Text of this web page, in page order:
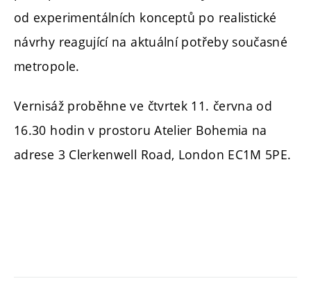
od experimentálních konceptů po realistické
návrhy reagující na aktuální potřeby současné
metropole.
Vernisáž proběhne ve čtvrtek 11. června od
16.30 hodin v prostoru Atelier Bohemia na
adrese 3 Clerkenwell Road, London EC1M 5PE.